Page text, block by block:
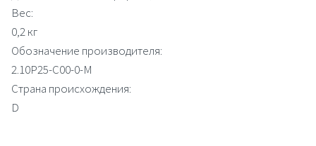
Вес:
0,2 кг
Обозначение производителя:
2.10P25-C00-0-M
Страна происхождения:
D